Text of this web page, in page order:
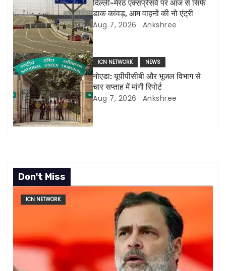
a
t
i
o
n
दिल्ली-मेरठ एक्सप्रेसवे पर आज से सिर्फ
डाक कांवड़, आम वाहनों की नो एंट्री
Aug 7, 2026 Ankshree
ICN NETWORK NEWS
नोएडा: यूपीपीसीबी और भूजल विभाग से
चार सप्ताह में मांगी रिपोर्ट
Aug 7, 2026 Ankshree
Don't Miss
ICN NETWORK